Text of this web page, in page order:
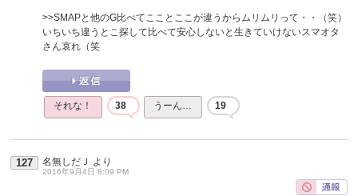
>>SMAPと他のG比べてこことここが違うからムリムリって・・（笑）
いちいち違うとこ探して比べて安心しないと生きていけないスマオタ
さん哀れ（笑
それな！ 38 うーん… 19
127 名無しだＪ より
2016年9月4日 8:09 PM